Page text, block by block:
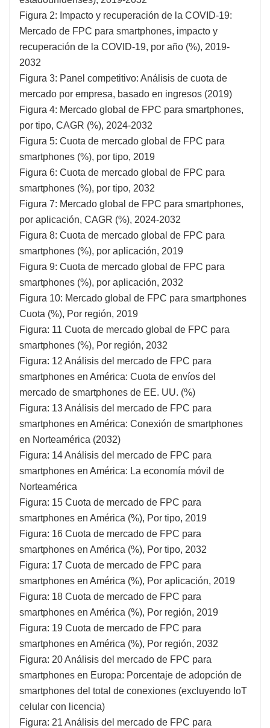
Figura 2: Impacto y recuperación de la COVID-19:
Mercado de FPC para smartphones, impacto y
recuperación de la COVID-19, por año (%), 2019-
2032
Figura 3: Panel competitivo: Análisis de cuota de
mercado por empresa, basado en ingresos (2019)
Figura 4: Mercado global de FPC para smartphones,
por tipo, CAGR (%), 2024-2032
Figura 5: Cuota de mercado global de FPC para
smartphones (%), por tipo, 2019
Figura 6: Cuota de mercado global de FPC para
smartphones (%), por tipo, 2032
Figura 7: Mercado global de FPC para smartphones,
por aplicación, CAGR (%), 2024-2032
Figura 8: Cuota de mercado global de FPC para
smartphones (%), por aplicación, 2019
Figura 9: Cuota de mercado global de FPC para
smartphones (%), por aplicación, 2032
Figura 10: Mercado global de FPC para smartphones
Cuota (%), Por región, 2019
Figura: 11 Cuota de mercado global de FPC para
smartphones (%), Por región, 2032
Figura: 12 Análisis del mercado de FPC para
smartphones en América: Cuota de envíos del
mercado de smartphones de EE. UU. (%)
Figura: 13 Análisis del mercado de FPC para
smartphones en América: Conexión de smartphones
en Norteamérica (2032)
Figura: 14 Análisis del mercado de FPC para
smartphones en América: La economía móvil de
Norteamérica
Figura: 15 Cuota de mercado de FPC para
smartphones en América (%), Por tipo, 2019
Figura: 16 Cuota de mercado de FPC para
smartphones en América (%), Por tipo, 2032
Figura: 17 Cuota de mercado de FPC para
smartphones en América (%), Por aplicación, 2019
Figura: 18 Cuota de mercado de FPC para
smartphones en América (%), Por región, 2019
Figura: 19 Cuota de mercado de FPC para
smartphones en América (%), Por región, 2032
Figura: 20 Análisis del mercado de FPC para
smartphones en Europa: Porcentaje de adopción de
smartphones del total de conexiones (excluyendo IoT
celular con licencia)
Figura: 21 Análisis del mercado de FPC para